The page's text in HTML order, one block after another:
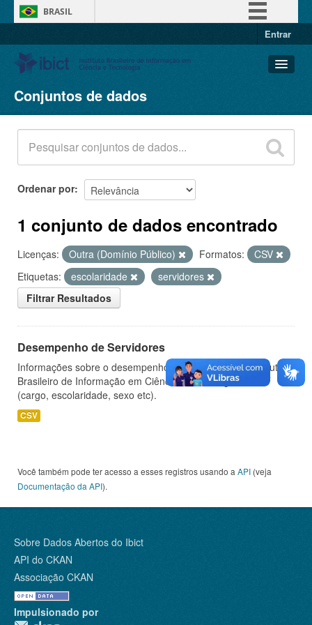
BRASIL
Entrar
Conjuntos de dados
Organizações
Grupos
Sobre
Conjuntos de dados
Ordenar por
1 conjunto de dados encontrado
Licenças: Outra (Domínio Público) Formatos:
CSV
Etiquetas:
escolaridade
servidores
Filtrar Resultados
Desempenho de Servidores
Informações sobre o desempenho de servidores do Instituto
Brasileiro de Informação em Ciência e Tecnologia - IBICT
(cargo, escolaridade, sexo etc).
CSV
Você também pode ter acesso a esses registros usando a API (veja
Documentação da API).
Sobre Dados Abertos do Ibict
API do CKAN
Associação CKAN
Impulsionado por